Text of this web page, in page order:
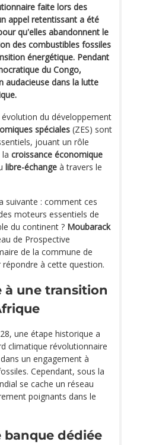
faite lors des
appel retentissant a été
qu'elles abandonnent le
des combustibles fossiles
énergétique. Pendant
du Congo,
audacieuse dans la lutte
du développement
spéciales (ZES) sont
jouant un rôle
croissance économique
libre-échange à travers le
suivante : comment ces
moteurs essentiels de
du continent ? Moubarack
de Prospective
de la commune de
à cette question.
à une transition
une étape historique a
climatique révolutionnaire
un engagement à
Cependant, sous la
se cache un réseau
poignants dans le
banque dédiée